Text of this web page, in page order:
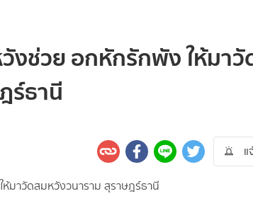
งช่วย อกหักรักพัง ให้มาวั
ร์ธานี